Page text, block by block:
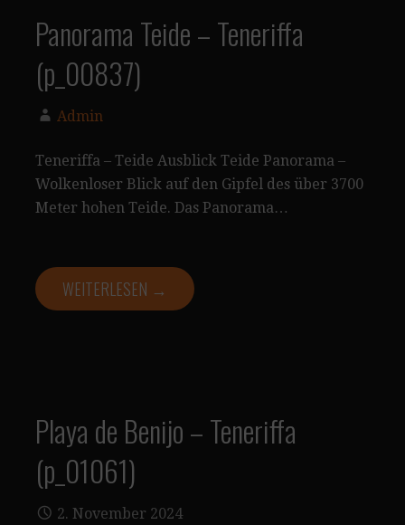
Panorama Teide – Teneriffa
(p_00837)
Admin
Teneriffa – Teide Ausblick Teide Panorama –
Wolkenloser Blick auf den Gipfel des über 3700
Meter hohen Teide. Das Panorama…
WEITERLESEN →
Playa de Benijo – Teneriffa
(p_01061)
2. November 2024